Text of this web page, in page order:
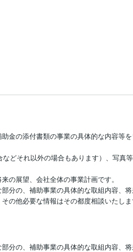
金の添付書類の事業の具体的な内容等
どそれ以外の場合もあります）、写真
の展望、会社全体の事業計画です。
分の、補助事業の具体的な取組内容、
の他必要な情報はその都度相談いたしま
分の、補助事業の具体的な取組内容、